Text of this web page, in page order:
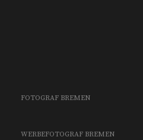
FOTOGRAF BREMEN
WERBEFOTOGRAF BREMEN